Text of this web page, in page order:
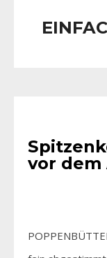
vor dem